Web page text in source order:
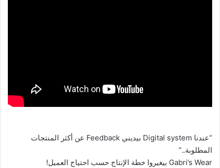
“عندنا Digital system بيديني Feedback عن أكثر المنتجات
المطلوبة..”
Gabri’s Wear بيغيروا خطة الإنتاج حسب احتياج العميل!